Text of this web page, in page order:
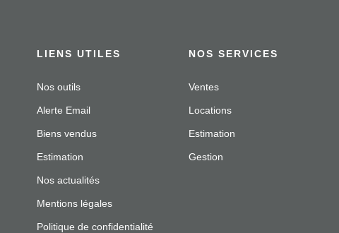
LIENS UTILES
Nos outils
Alerte Email
Biens vendus
Estimation
Nos actualités
Mentions légales
Politique de confidentialité
NOS SERVICES
Ventes
Locations
Estimation
Gestion